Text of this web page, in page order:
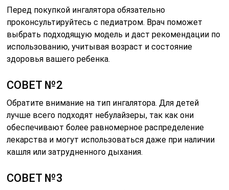
Перед покупкой ингалятора обязательно
проконсультируйтесь с педиатром. Врач поможет
выбрать подходящую модель и даст рекомендации по
использованию, учитывая возраст и состояние
здоровья вашего ребенка.
СОВЕТ №2
Обратите внимание на тип ингалятора. Для детей
лучше всего подходят небулайзеры, так как они
обеспечивают более равномерное распределение
лекарства и могут использоваться даже при наличии
кашля или затрудненного дыхания.
СОВЕТ №3